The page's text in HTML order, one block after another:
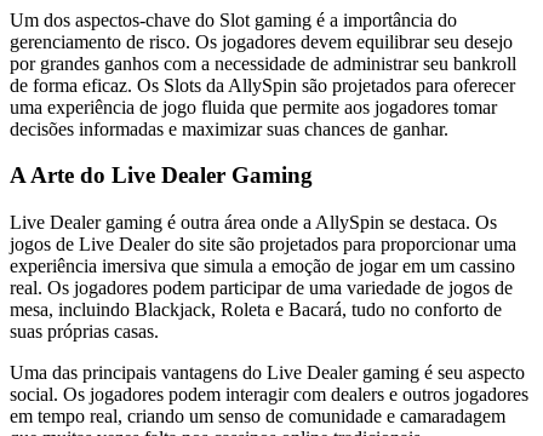
Um dos aspectos-chave do Slot gaming é a importância do
gerenciamento de risco. Os jogadores devem equilibrar seu desejo
por grandes ganhos com a necessidade de administrar seu bankroll
de forma eficaz. Os Slots da AllySpin são projetados para oferecer
uma experiência de jogo fluida que permite aos jogadores tomar
decisões informadas e maximizar suas chances de ganhar.
A Arte do Live Dealer Gaming
Live Dealer gaming é outra área onde a AllySpin se destaca. Os
jogos de Live Dealer do site são projetados para proporcionar uma
experiência imersiva que simula a emoção de jogar em um cassino
real. Os jogadores podem participar de uma variedade de jogos de
mesa, incluindo Blackjack, Roleta e Bacará, tudo no conforto de
suas próprias casas.
Uma das principais vantagens do Live Dealer gaming é seu aspecto
social. Os jogadores podem interagir com dealers e outros jogadores
em tempo real, criando um senso de comunidade e camaradagem